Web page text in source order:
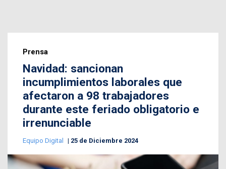
Prensa
Navidad: sancionan
incumplimientos laborales que
afectaron a 98 trabajadores
durante este feriado obligatorio e
irrenunciable
Equipo Digital 25 de Diciembre 2024